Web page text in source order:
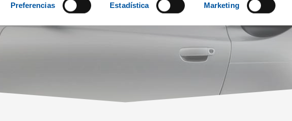
web se usan para personalizar el contenido y los anuncios, ofrecer funciones
el tráfico. Además, compartimos información sobre el uso que haga del
de redes sociales, publicidad y análisis web, quienes pueden
que les haya proporcionado o que hayan recopilado a partir del uso
Preferencias Estadística Marketing